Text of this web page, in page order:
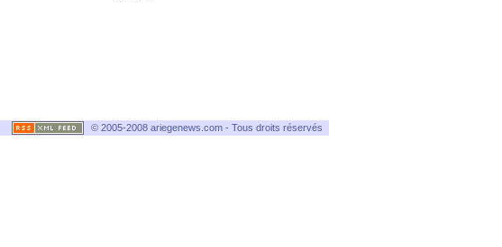
© 2005-2008 ariegenews.com - Tous droits réservés